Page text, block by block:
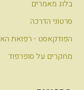
בלוג מאמרים
סרטוני הדרכה
הפודקאסט - רפואת
מחקרים על סופרפוד